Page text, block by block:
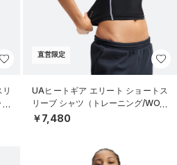
直営限定
UAヒートギア エリート ショートス
リーブ シャツ（トレーニング/WOM
EN）
￥7,480